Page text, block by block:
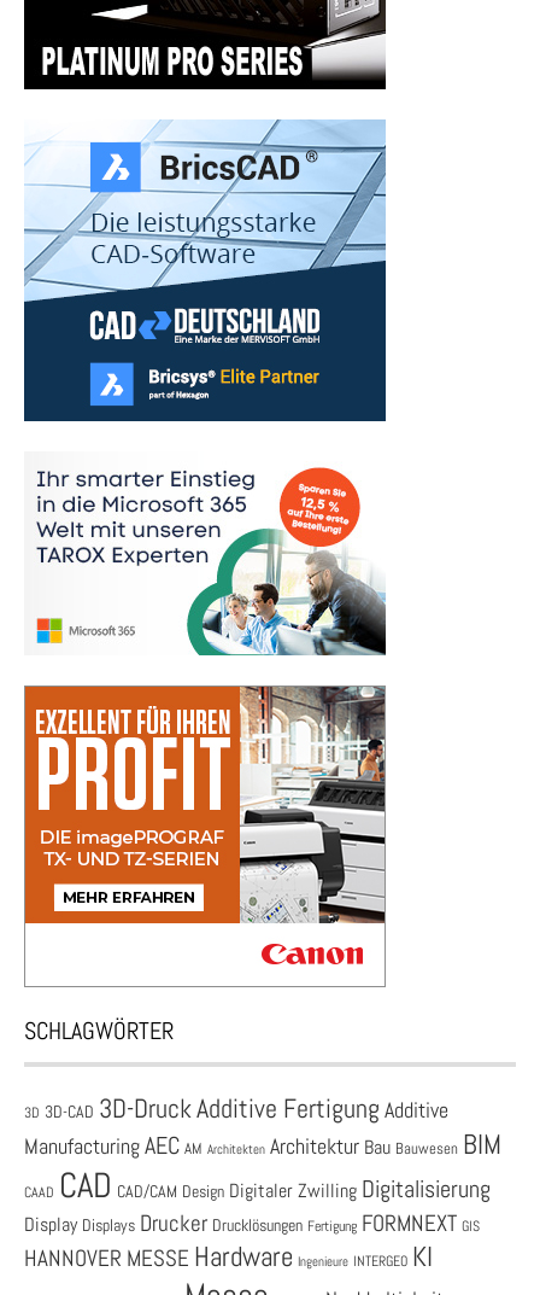
SCHLAGWÖRTER
3D 3D-CAD 3D-DruckAdditive Fertigung Additive
ManufacturingAEC AM Architekten Architektur Bau Bauwesen BIM
CAAD CAD CAD/CAM Design Digitaler Zwilling Digitalisierung
Display Displays Drucker Drucklösungen Fertigung FORMNEXT GIS
HANNOVER MESSE Hardware Ingenieure INTERGEO KI